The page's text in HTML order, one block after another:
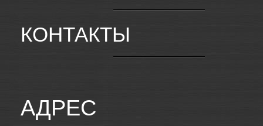
КОНТАКТЫ
АДРЕС